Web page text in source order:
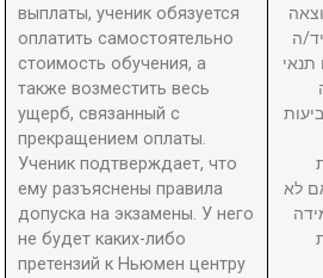
выплаты, ученик обязуется
оплатить самостоятельно
стоимость обучения, а
также возместить весь
ущерб, связанный с
прекращением оплаты.
Ученик подтверждает, что
ему разъяснены правила
допуска на экзамены. У него
не будет каких-либо
претензий к Ньюмен центру
ה
תנאי
לא